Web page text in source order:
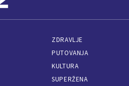
ZDRAVLJE
PUTOVANJA
KULTURA
SUPERŽENA